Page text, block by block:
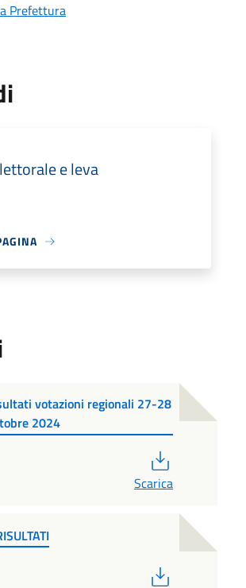
Prefettura
e leva
votazioni regionali 27-28
2024
Scarica